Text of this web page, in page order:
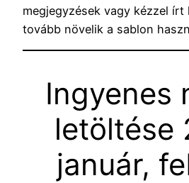
megjegyzések vagy kézzel írt
tovább növelik a sablon
Ingyenes
letöltése
január,